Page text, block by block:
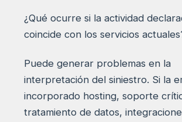
¿Qué ocurre si la actividad
coincide con los servicios
Puede generar problemas en la
interpretación del siniestro. Si la
incorporado hosting, soporte
tratamiento de datos,